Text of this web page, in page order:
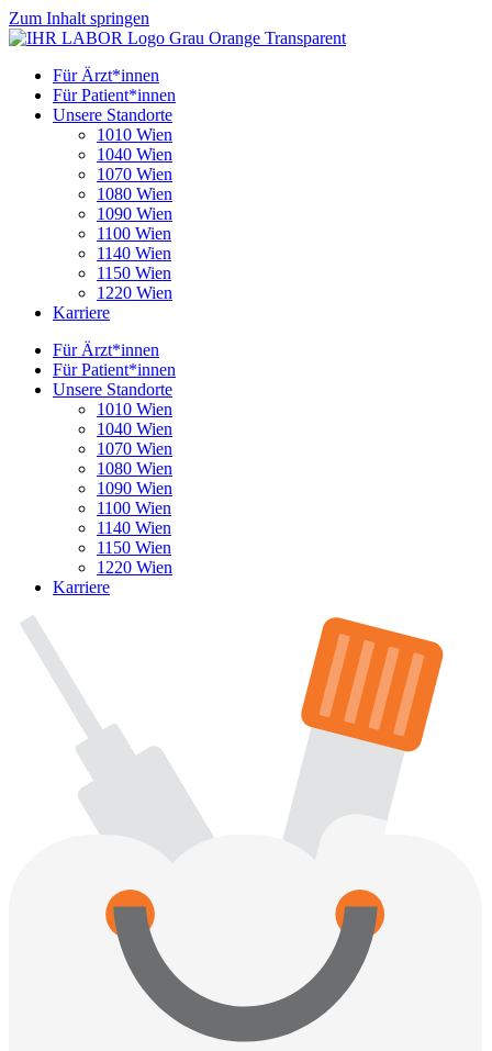
Zum Inhalt springen
Für Ärzt*innen
Für Patient*innen
Unsere Standorte
1010 Wien
1040 Wien
1070 Wien
1080 Wien
1090 Wien
1100 Wien
1140 Wien
1150 Wien
1220 Wien
Karriere
Für Ärzt*innen
Für Patient*innen
Unsere Standorte
1010 Wien
1040 Wien
1070 Wien
1080 Wien
1090 Wien
1100 Wien
1140 Wien
1150 Wien
1220 Wien
Karriere